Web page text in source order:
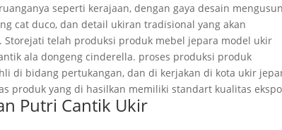
seperti kerajaan, dengan gaya desain
cat duco, dan detail ukiran tradisional yang akan
telah produksi produk mebel jepara model ukir
ala dongeng cinderella. proses produksi produk
di bidang pertukangan, dan di kerjakan di kota ukir
produk yang di hasilkan memiliki standart kualitas
Putri Cantik Ukir